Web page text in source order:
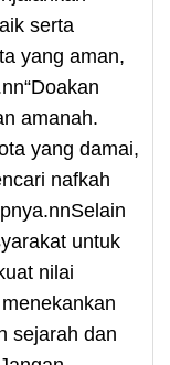
serta
yang aman,
amanah.
yang damai,
nafkah
untuk
nilai
sejarah dan